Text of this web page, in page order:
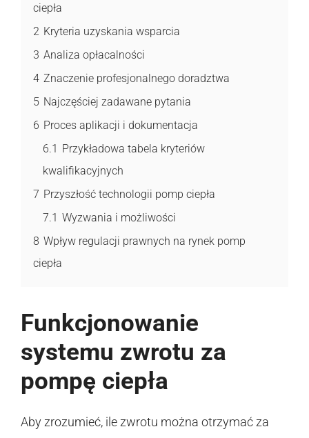
ciepła
2 Kryteria uzyskania wsparcia
3 Analiza opłacalności
4 Znaczenie profesjonalnego doradztwa
5 Najczęściej zadawane pytania
6 Proces aplikacji i dokumentacja
6.1 Przykładowa tabela kryteriów
kwalifikacyjnych
7 Przyszłość technologii pomp ciepła
7.1 Wyzwania i możliwości
8 Wpływ regulacji prawnych na rynek pomp
ciepła
Funkcjonowanie
systemu zwrotu za
pompę ciepła
Aby zrozumieć, ile zwrotu można otrzymać za